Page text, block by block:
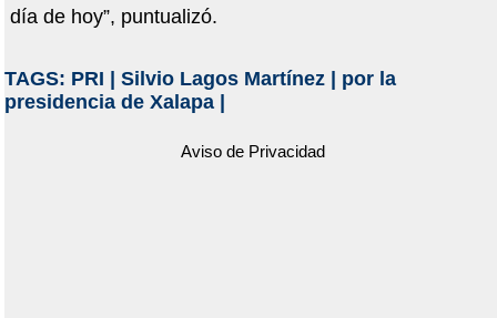
día de hoy”, puntualizó.
TAGS: PRI Silvio Lagos Martínez| por la
presidencia de Xalapa|
Aviso de Privacidad